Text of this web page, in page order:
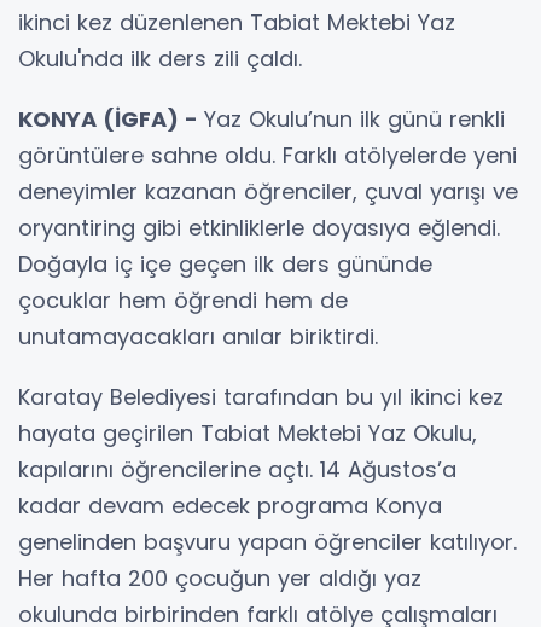
ikinci kez düzenlenen Tabiat Mektebi Yaz
Okulu'nda ilk ders zili çaldı.
KONYA (İGFA) - Yaz Okulu’nun ilk günü renkli
görüntülere sahne oldu. Farklı atölyelerde yeni
deneyimler kazanan öğrenciler, çuval yarışı ve
oryantiring gibi etkinliklerle doyasıya eğlendi.
Doğayla iç içe geçen ilk ders gününde
çocuklar hem öğrendi hem de
unutamayacakları anılar biriktirdi.
Karatay Belediyesi tarafından bu yıl ikinci kez
hayata geçirilen Tabiat Mektebi Yaz Okulu,
kapılarını öğrencilerine açtı. 14 Ağustos’a
kadar devam edecek programa Konya
genelinden başvuru yapan öğrenciler katılıyor.
Her hafta 200 çocuğun yer aldığı yaz
okulunda birbirinden farklı atölye çalışmaları